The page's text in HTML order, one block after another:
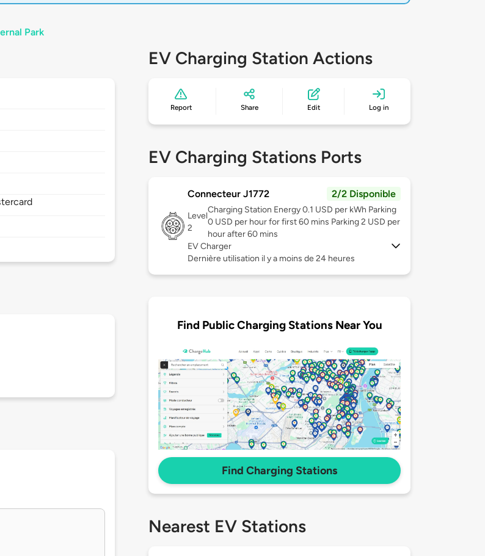
Park
EV Charging Station Actions
Report Share Edit Log in
EV Charging Stations Ports
Connecteur J1772 2/2 Disponible
Level
2
Charging Station Energy 0.1 USD per kWh Parking
0 USD per hour for first 60 mins Parking 2 USD per
hour after 60 mins
EV Charger
Dernière utilisation il y a moins de 24 heures
Find Public Charging Stations Near You
Find Charging Stations
Nearest EV Stations